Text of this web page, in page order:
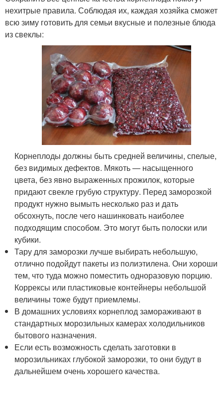
нехитрые правила. Соблюдая их, каждая хозяйка сможет
всю зиму готовить для семьи вкусные и полезные блюда
из свеклы:
Корнеплоды должны быть средней величины, спелые,
без видимых дефектов. Мякоть — насыщенного
цвета, без явно выраженных прожилок, которые
придают свекле грубую структуру. Перед заморозкой
продукт нужно вымыть несколько раз и дать
обсохнуть, после чего нашинковать наиболее
подходящим способом. Это могут быть полоски или
кубики.
Тару для заморозки лучше выбирать небольшую,
отлично подойдут пакеты из полиэтилена. Они хороши
тем, что туда можно поместить одноразовую порцию.
Коррексы или пластиковые контейнеры небольшой
величины тоже будут приемлемы.
В домашних условиях корнеплод замораживают в
стандартных морозильных камерах холодильников
бытового назначения.
Если есть возможность сделать заготовки в
морозильниках глубокой заморозки, то они будут в
дальнейшем очень хорошего качества.